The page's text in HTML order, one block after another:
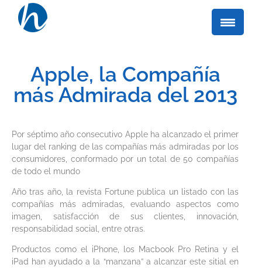
Apple, la Compañía
más Admirada del 2013
Por séptimo año consecutivo Apple ha alcanzado el primer
lugar del ranking de las compañías más admiradas por los
consumidores, conformado por un total de 50 compañías
de todo el mundo
Año tras año, la revista Fortune publica un listado con las
compañías más admiradas, evaluando aspectos como
imagen, satisfacción de sus clientes, innovación,
responsabilidad social, entre otras.
Productos como el iPhone, los Macbook Pro Retina y el
iPad han ayudado a la “manzana” a alcanzar este sitial en